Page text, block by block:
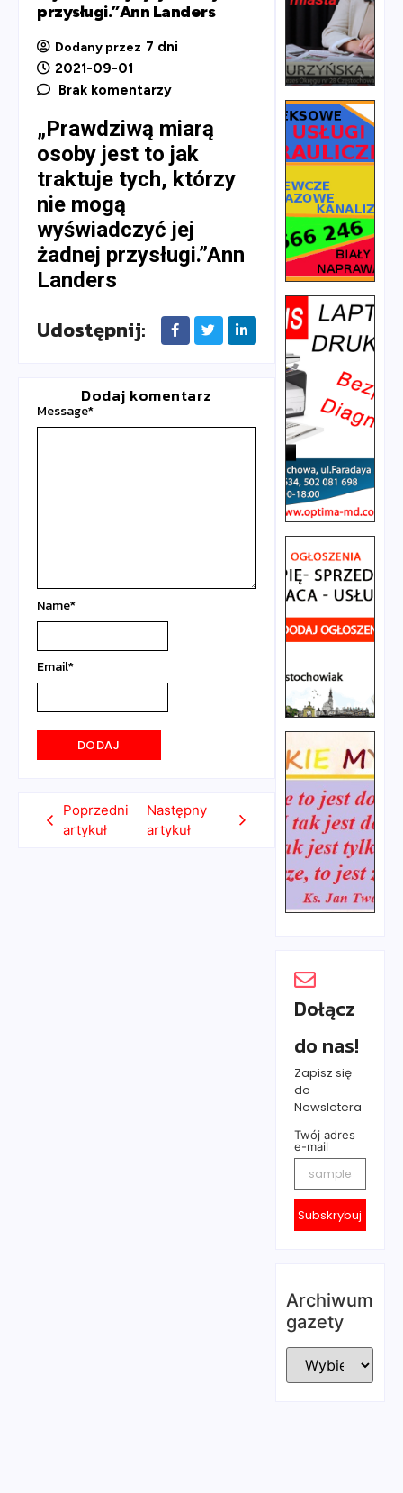
przysługi.”Ann Landers
Dodany przez 7 dni
2021-09-01
Brak komentarzy
„Prawdziwą miarą
osoby jest to jak
traktuje tych, którzy
nie mogą
wyświadczyć jej
żadnej przysługi.”Ann
Landers
Udostępnij:
Dodaj komentarz
Message*
Name*
Email*
Poprzedni
artykuł
Następny
artykuł
Dołącz
do nas!
Zapisz się
do
Newsletera
Twój adres
e-mail
Subskrybuj
Archiwum
gazety